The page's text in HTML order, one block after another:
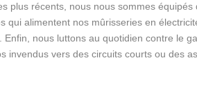
plus récents, nous nous sommes équipés
qui alimentent nos mûrisseries en
Enfin, nous luttons au quotidien contre le
invendus vers des circuits courts ou des